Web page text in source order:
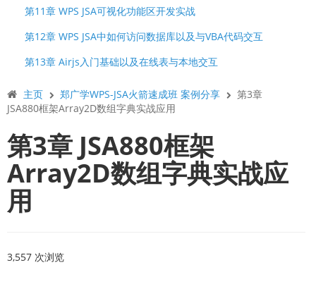
第11章 WPS JSA可视化功能区开发实战
第12章 WPS JSA中如何访问数据库以及与VBA代码交互
第13章 Airjs入门基础以及在线表与本地交互
主页 郑广学WPS-JSA火箭速成班 案例分享
第3章
JSA880框架Array2D数组字典实战应用
第3章 JSA880框架
Array2D数组字典实战应
用
3,557 次浏览